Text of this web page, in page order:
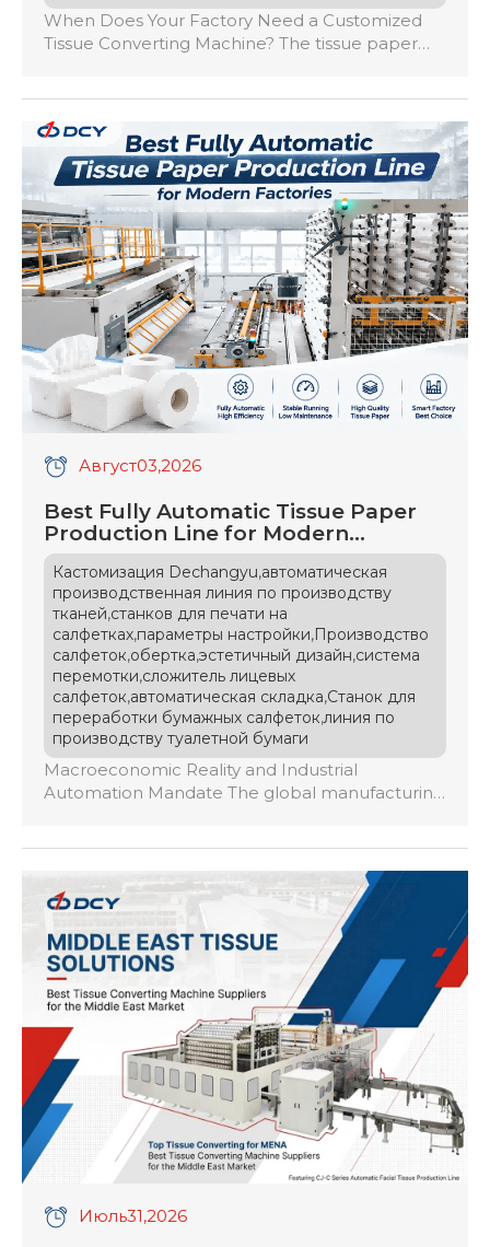
When Does Your Factory Need a Customized
Tissue Converting Machine? The tissue paper
kitchen towels, napkins, hand towels, and
specialty tissue products. While standard tissue
converting machines can meet the needs of
many factories, some manufacturers require […]
Август03,2026
Best Fully Automatic Tissue Paper
Production Line for Modern
Factories
Кастомизация Dechangyu,автоматическая
производственная линия по производству
тканей,станков для печати на
салфетках,параметры настройки,Производство
салфеток,обертка,эстетичный дизайн,система
перемотки,сложитель лицевых
салфеток,автоматическая складка,Станок для
переработки бумажных салфеток,линия по
производству туалетной бумаги
Macroeconomic Reality and Industrial
Automation Mandate The global manufacturing
processing plants utilizing manual adjustments,
the modern marketplace now enforces an
uncompromising mandate for full-line
automation and extreme capital efficiency.
Global tissue mills and independent converters
are encountering an […]
Июль31,2026